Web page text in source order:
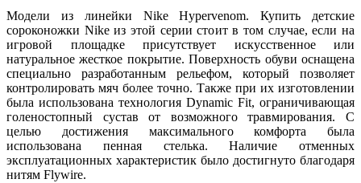
Модели из линейки Nike Hypervenom. Купить детские
сороконожки Nike из этой серии стоит в том случае, если на
игровой площадке присутствует искусственное или
натуральное жесткое покрытие. Поверхность обуви оснащена
специально разработанным рельефом, который позволяет
контролировать мяч более точно. Также при их изготовлении
была использована технология Dynamic Fit, ограничивающая
голеностопный сустав от возможного травмирования. С
целью достижения максимального комфорта была
использована пенная стелька. Наличие отменных
эксплуатационных характеристик было достигнуто благодаря
нитям Flywire.